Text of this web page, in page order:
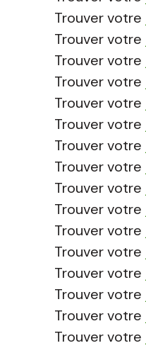
Trouver votre
Trouver votre
Trouver votre
Trouver votre
Trouver votre
Trouver votre
Trouver votre
Trouver votre
Trouver votre
Trouver votre
Trouver votre
Trouver votre
Trouver votre
Trouver votre
Trouver votre
Trouver votre